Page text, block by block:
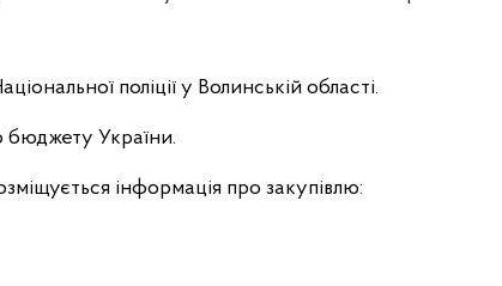
поліції у Волинській області.
України.
інформація про закупівлю: